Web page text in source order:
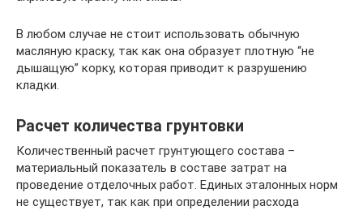
В любом случае не стоит использовать обычную
масляную краску, так как она образует плотную “не
дышащую” корку, которая приводит к разрушению
кладки.
Расчет количества грунтовки
Количественный расчет грунтующего состава –
материальный показатель в составе затрат на
проведение отделочных работ. Единых эталонных норм
не существует, так как при определении расхода